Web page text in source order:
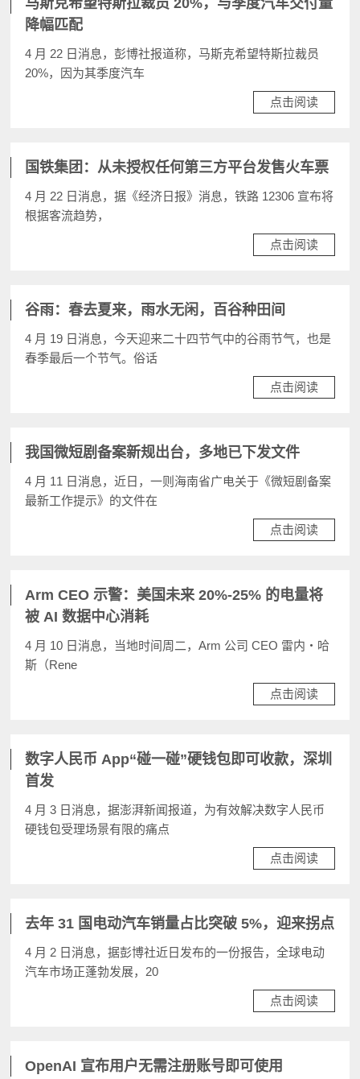
马斯克希望特斯拉裁员 20%，与季度汽车交付量
降幅匹配
4 月 22 日消息，彭博社报道称，马斯克希望特斯拉裁员
20%，因为其季度汽车
点击阅读
国铁集团：从未授权任何第三方平台发售火车票
4 月 22 日消息，据《经济日报》消息，铁路 12306 宣布将
根据客流趋势，
点击阅读
谷雨：春去夏来，雨水无闲，百谷种田间
4 月 19 日消息，今天迎来二十四节气中的谷雨节气，也是
春季最后一个节气。俗话
点击阅读
我国微短剧备案新规出台，多地已下发文件
4 月 11 日消息，近日，一则海南省广电关于《微短剧备案
最新工作提示》的文件在
点击阅读
Arm CEO 示警：美国未来 20%-25% 的电量将
被 AI 数据中心消耗
4 月 10 日消息，当地时间周二，Arm 公司 CEO 雷内・哈
斯（Rene
点击阅读
数字人民币 App“碰一碰”硬钱包即可收款，深圳
首发
4 月 3 日消息，据澎湃新闻报道，为有效解决数字人民币
硬钱包受理场景有限的痛点
点击阅读
去年 31 国电动汽车销量占比突破 5%，迎来拐点
4 月 2 日消息，据彭博社近日发布的一份报告，全球电动
汽车市场正蓬勃发展，20
点击阅读
OpenAI 宣布用户无需注册账号即可使用